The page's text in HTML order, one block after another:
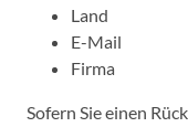
Land
E-Mail
Firma
Sofern Sie einen